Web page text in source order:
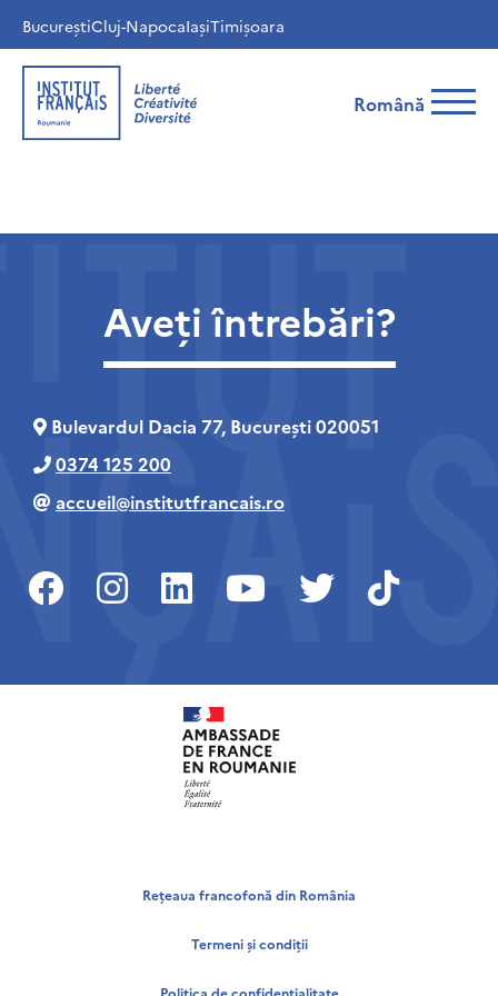
BucureștiCluj-NapocaIașiTimișoara
Română
Aveți întrebări?
Bulevardul Dacia 77, București 020051
0374 125 200
accueil@institutfrancais.ro
Rețeaua francofonă din România
Termeni și condiții
Politica de confidențialitate